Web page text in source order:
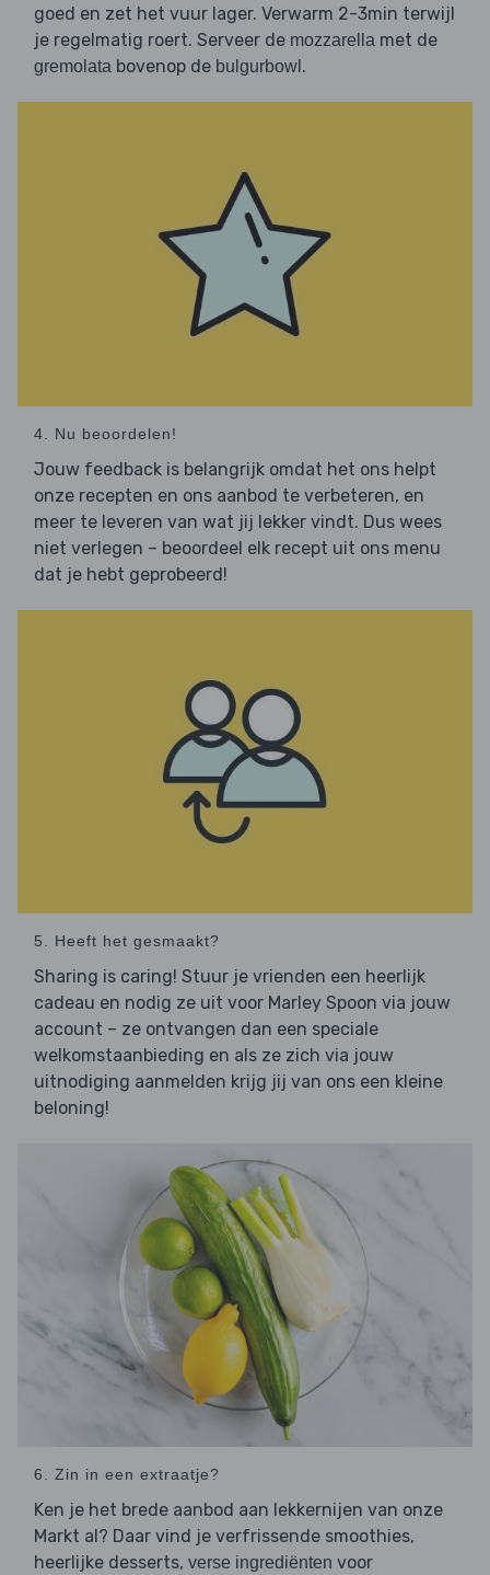
goed en zet het vuur lager. Verwarm 2-3min terwijl
je regelmatig roert. Serveer de mozzarella met de
gremolata bovenop de bulgurbowl .
4. Nu beoordelen!
Jouw feedback is belangrijk omdat het ons helpt
onze recepten en ons aanbod te verbeteren, en
meer te leveren van wat jij lekker vindt. Dus wees
niet verlegen – beoordeel elk recept uit ons menu
dat je hebt geprobeerd!
5. Heeft het gesmaakt?
Sharing is caring! Stuur je vrienden een heerlijk
cadeau en nodig ze uit voor Marley Spoon via jouw
account – ze ontvangen dan een speciale
welkomstaanbieding en als ze zich via jouw
uitnodiging aanmelden krijg jij van ons een kleine
beloning!
6. Zin in een extraatje?
Ken je het brede aanbod aan lekkernijen van onze
Markt al? Daar vind je verfrissende smoothies,
heerlijke desserts, verse ingrediënten voor